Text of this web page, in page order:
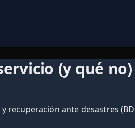
(y qué no)
recuperación ante desastres